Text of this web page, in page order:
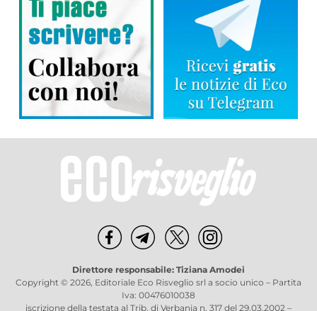
Direttore responsabile: Tiziana Amodei
Copyright © 2026, Editoriale Eco Risveglio srl a socio unico – Partita
Iva: 00476010038
iscrizione della testata al Trib. di Verbania n. 317 del 29.03.2002 –